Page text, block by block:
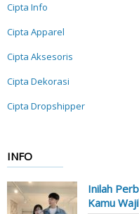
Cipta Info
Cipta Apparel
Cipta Aksesoris
Cipta Dekorasi
Cipta Dropshipper
INFO
Inilah
Kamu